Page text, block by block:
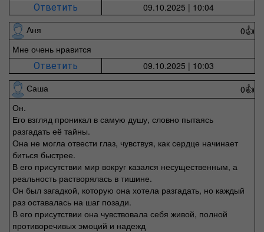
Ответить
09.10.2025 | 10:04
Аня
0👍
Мне очень нравится
Ответить
09.10.2025 | 10:03
Саша
0👍
Он.
Его взгляд проникал в самую душу, словно пытаясь
разгадать её тайны.
Она не могла отвести глаз, чувствуя, как сердце начинает
биться быстрее.
В его присутствии мир вокруг казался несущественным, а
реальность растворялась в тишине.
Он был загадкой, которую она хотела разгадать, но каждый
раз оставалась на шаг позади.
В его присутствии она чувствовала себя живой, полной
противоречивых эмоций и надежд